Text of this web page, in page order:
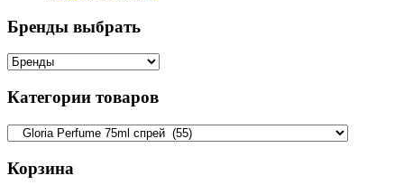
Бренды выбрать
Категории товаров
Корзина